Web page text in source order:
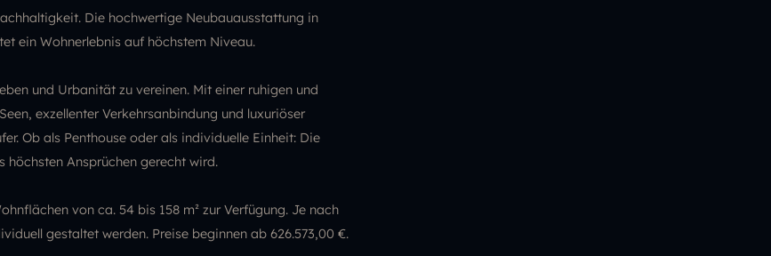
Die hochwertige Neubauausstattung in
ein Wohnerlebnis auf höchstem Niveau.
und Urbanität zu vereinen. Mit einer ruhigen und
exzellenter Verkehrsanbindung und luxuriöser
Ob als Penthouse oder als individuelle Einheit: Die
Ansprüchen gerecht wird.
von ca. 54 bis 158 m² zur Verfügung. Je nach
gestaltet werden. Preise beginnen ab 626.573,00 €.